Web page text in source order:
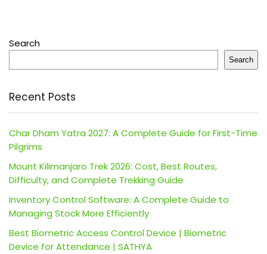
Search
Search
Recent Posts
Char Dham Yatra 2027: A Complete Guide for First-Time
Pilgrims
Mount Kilimanjaro Trek 2026: Cost, Best Routes,
Difficulty, and Complete Trekking Guide
Inventory Control Software: A Complete Guide to
Managing Stock More Efficiently
Best Biometric Access Control Device | Biometric
Device for Attendance | SATHYA